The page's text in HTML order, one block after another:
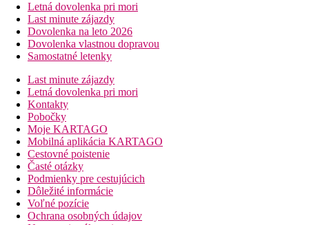
Letná dovolenka pri mori
Last minute zájazdy
Dovolenka na leto 2026
Dovolenka vlastnou dopravou
Samostatné letenky
Last minute zájazdy
Letná dovolenka pri mori
Kontakty
Pobočky
Moje KARTAGO
Mobilná aplikácia KARTAGO
Cestovné poistenie
Časté otázky
Podmienky pre cestujúcich
Dôležité informácie
Voľné pozície
Ochrana osobných údajov